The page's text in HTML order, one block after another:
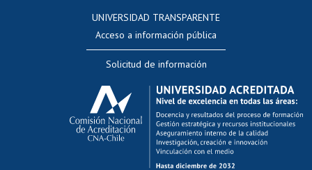
Evaluación docente
Calificación académica
Postulación al AUCAI
Funcionarias/os
Cursos internos de capacitación
UNIVERSIDAD TRANSPARENTE
Acceso a información pública
Solicitud de información